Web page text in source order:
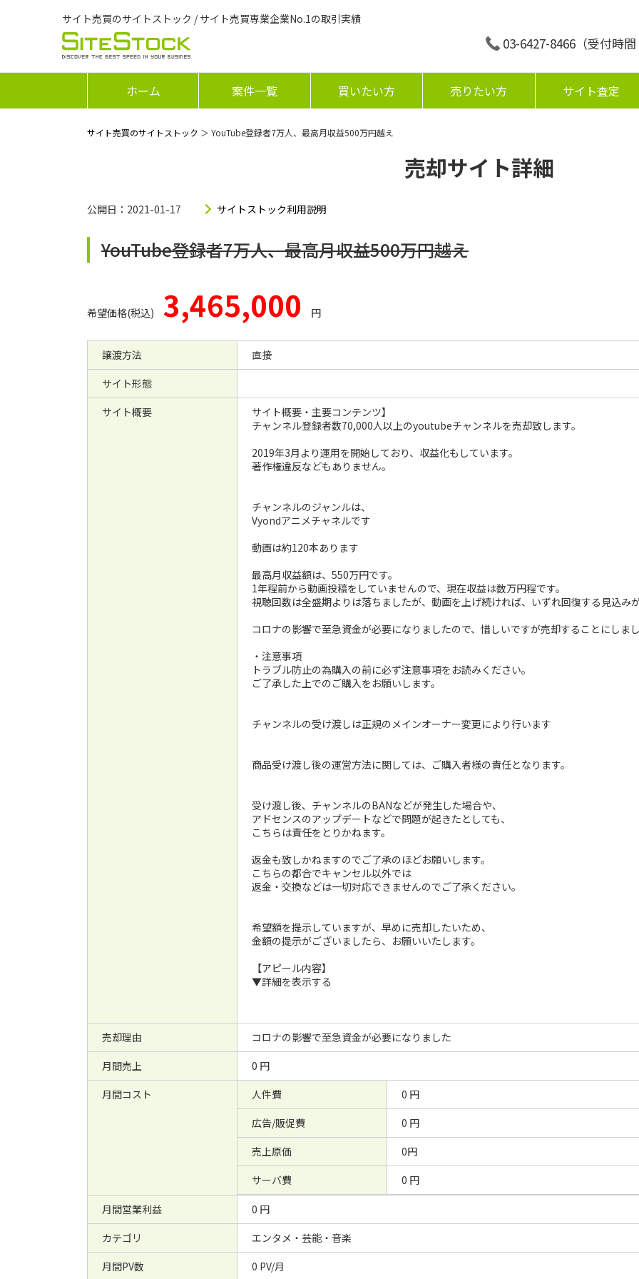
サイト売買のサイトストック / サイト売買専業企業No.1の取引実績
03-6427-8466 （受付時
ホーム 案件一覧 買いたい方 売りたい方 サイト査定
サイト売買のサイトストック ＞ YouTube登録者7万人、最高月収益500万円越え
売却サイト詳細
公開日：2021-01-17 サイトストック利用説明
YouTube登録者7万人、最高月収益500万円越え
希望価格(税込) 3,465,000 円
譲渡方法
直接
サイト形態
サイト概要
サイト概要・主要コンテンツ】
チャンネル登録者数70,000人以上のyoutubeチャンネルを売却致します。
2019年3月より運用を開始しており、収益化もしています。
著作権違反などもありません。
チャンネルのジャンルは、
Vyondアニメチャネルです
動画は約120本あります
最高月収益額は、550万円です。
1年程前から動画投稿をしていませんので、現在収益は数万円程です。
視聴回数は全盛期よりは落ちましたが、動画を上げ続ければ、いずれ回復する見込みが
コロナの影響で至急資金が必要になりましたので、惜しいですが売却することにしまし
・注意事項
トラブル防止の為購入の前に必ず注意事項をお読みください。
ご了承した上でのご購入をお願いします。
チャンネルの受け渡しは正規のメインオーナー変更により行います
商品受け渡し後の運営方法に関しては、ご購入者様の責任となります。
受け渡し後、チャンネルのBANなどが発生した場合や、
アドセンスのアップデートなどで問題が起きたとしても、
こちらは責任をとりかねます。
返金も致しかねますのでご了承のほどお願いします。
こちらの都合でキャンセル以外では
返金・交換などは一切対応できませんのでご了承ください。
希望額を提示していますが、早めに売却したいため、
金額の提示がございましたら、お願いいたします。
【アピール内容】
▼詳細を表示する
売却理由
コロナの影響で至急資金が必要になりました
月間売上
0 円
月間コスト
人件費
0 円
広告/販促費
0 円
売上原価
0円
サーバ費
0 円
月間営業利益
0 円
カテゴリ
エンタメ・芸能・音楽
月間PV数
0 PV/月